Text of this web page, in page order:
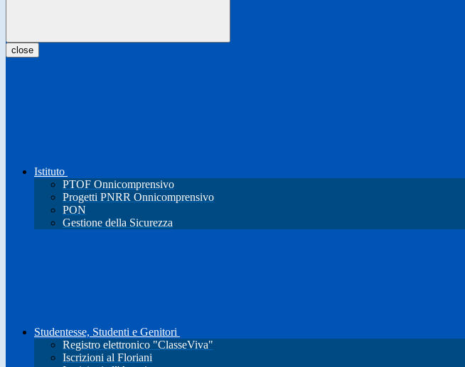
close
Istituto
PTOF Onnicomprensivo
Progetti PNRR Onnicomprensivo
PON
Gestione della Sicurezza
Studentesse, Studenti e Genitori
Registro elettronico "ClasseViva"
Iscrizioni al Floriani